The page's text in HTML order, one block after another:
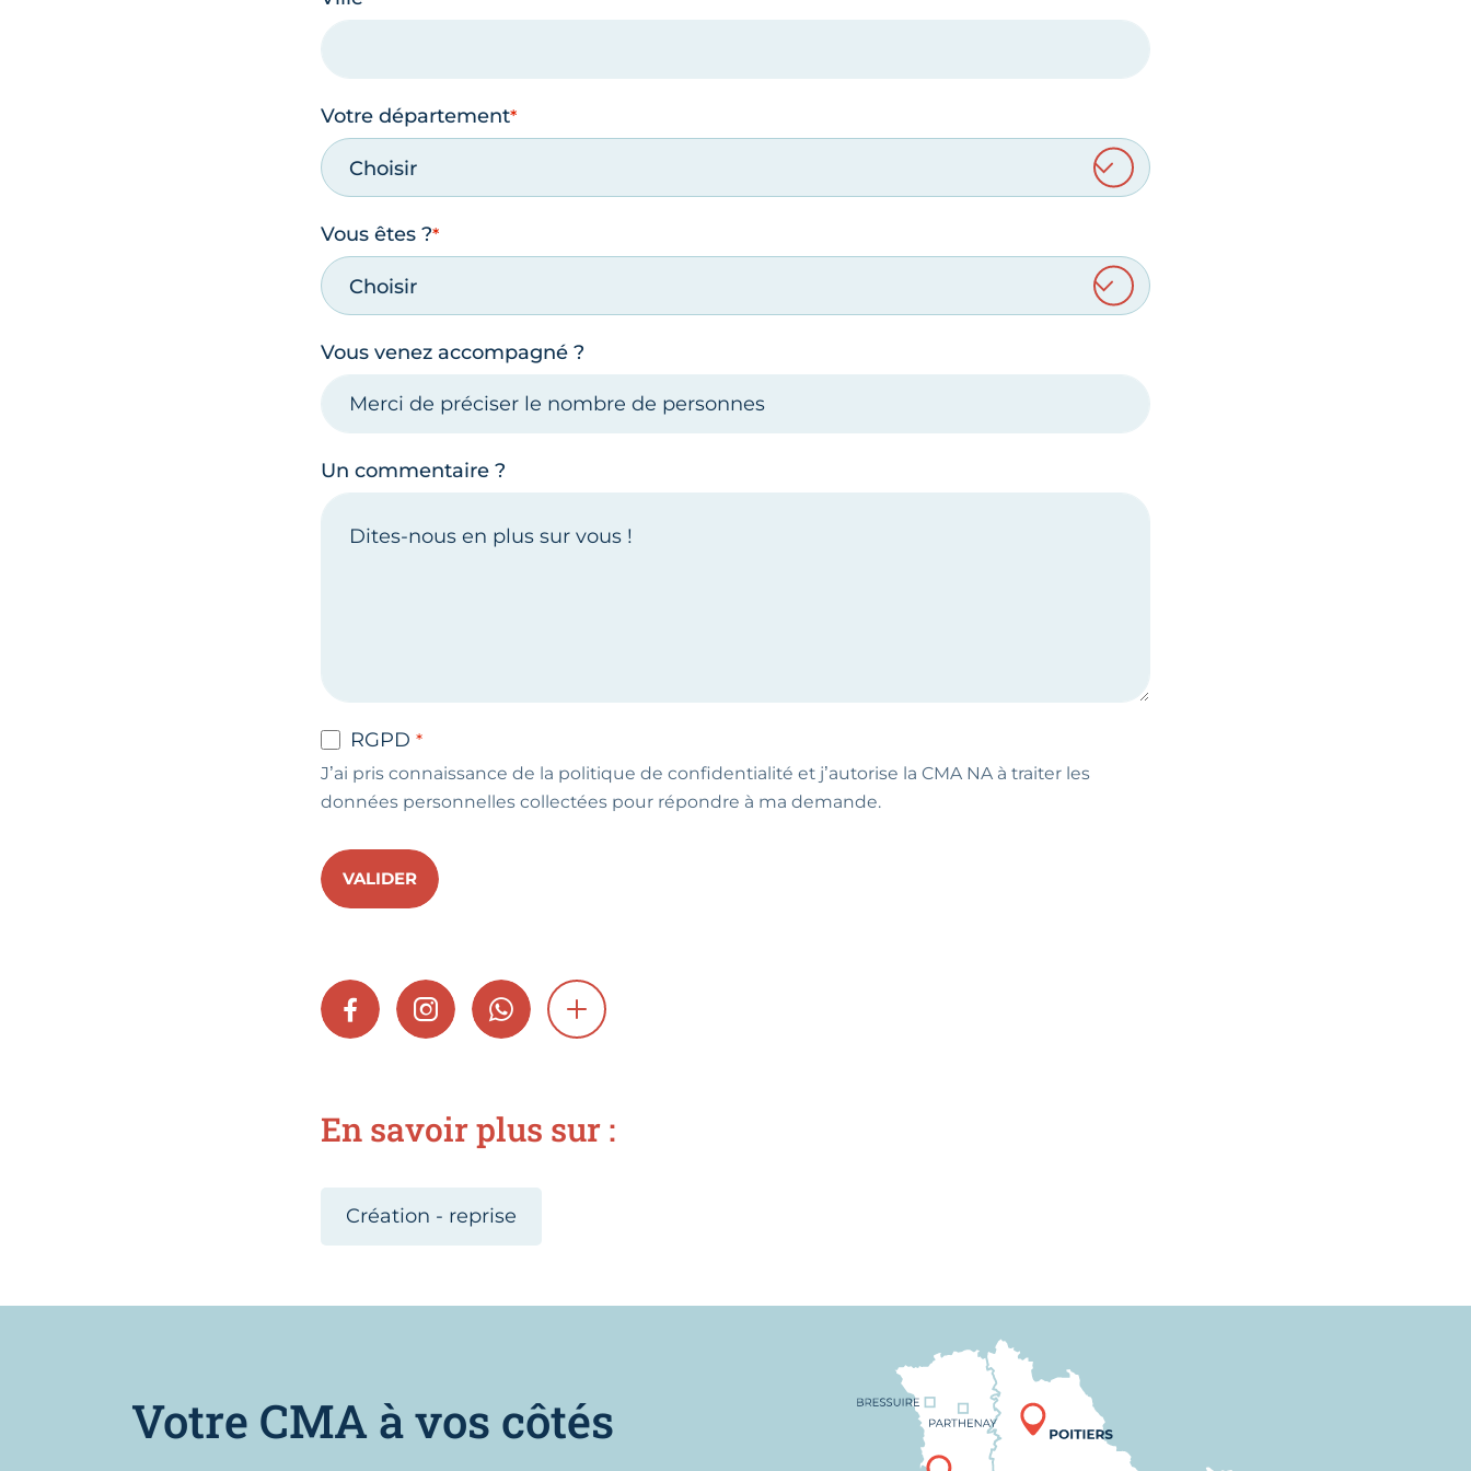
Votre département
Choisir
Vous êtes ?
Choisir
Vous venez accompagné ?
Un commentaire ?
RGPD
J’ai pris connaissance de la politique de confidentialité et j’autorise la CMA NA à traiter les
données personnelles collectées pour répondre à ma demande.
VALIDER
FACEBOOKINSTAGRAMWHATSAPPSHOW MORE
En savoir plus sur :
Création - reprise
Votre CMA à vos côtés